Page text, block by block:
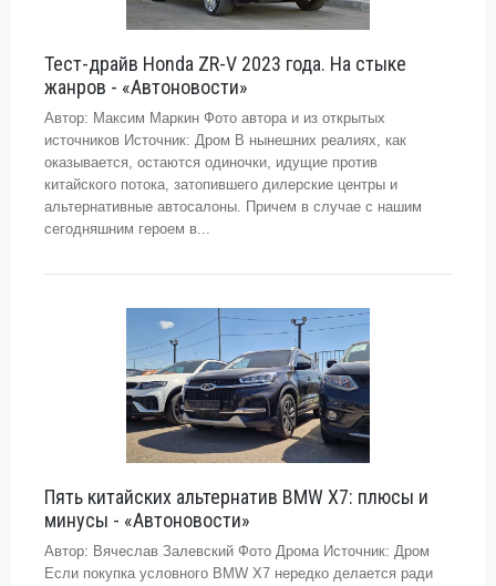
Тест-драйв Honda ZR-V 2023 года. На стыке
жанров - «Автоновости»
Автор: Максим Маркин Фото автора и из открытых
источников Источник: Дром В нынешних реалиях, как
оказывается, остаются одиночки, идущие против
китайского потока, затопившего дилерские центры и
альтернативные автосалоны. Причем в случае с нашим
сегодняшним героем в...
Пять китайских альтернатив BMW X7: плюсы и
минусы - «Автоновости»
Автор: Вячеслав Залевский Фото Дрома Источник: Дром
Если покупка условного BMW X7 нередко делается ради